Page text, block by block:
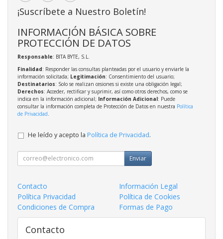
¡Suscríbete a Nuestro Boletín!
INFORMACIÓN BÁSICA SOBRE
PROTECCIÓN DE DATOS
Responsable: BITA BYTE, S.L.
Finalidad: Responder las consultas planteadas por el usuario y enviarle la
información solicitada; Legitimación: Consentimiento del usuario;
Destinatarios: Solo se realizan cesiones si existe una obligación legal;
Derechos: Acceder, rectificar y suprimir, así como otros derechos, como se
indica en la información adicional; Información Adicional: Puede
consultar la información completa de Protección de Datos en nuestra Política
de Privacidad
He leído y acepto la Política de Privacidad.
Enviar
Contacto
Información Legal
Política Privacidad
Política de Cookies
Condiciones de Compra
Formas de Pago
Contacto